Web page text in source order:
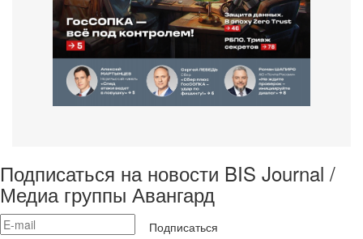
Подписаться на новости BIS Journal /
Медиа группы Авангард
Подписаться